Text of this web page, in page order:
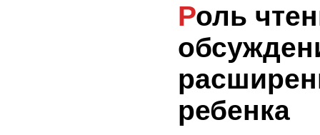
Роль чтения и
ребенка